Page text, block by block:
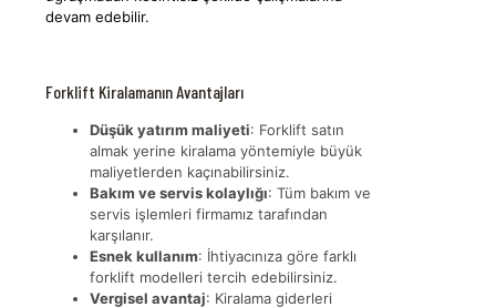
devam edebilir.
Forklift Kiralamanın Avantajları
Düşük yatırım maliyeti: Forklift satın
almak yerine kiralama yöntemiyle büyük
maliyetlerden kaçınabilirsiniz.
Bakım ve servis kolaylığı: Tüm bakım ve
servis işlemleri firmamız tarafından
karşılanır.
Esnek kullanım: İhtiyacınıza göre farklı
forklift modelleri tercih edebilirsiniz.
Vergisel avantaj: Kiralama giderleri